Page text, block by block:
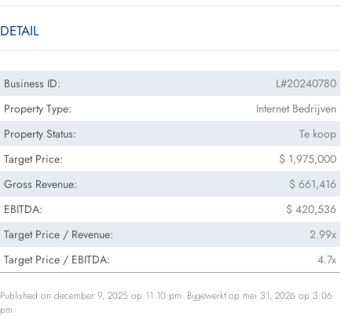
DETAIL
Business ID:
L#20240780
Property Type:
Internet Bedrijven
Property Status:
Te koop
Target Price:
$ 1,975,000
Gross Revenue:
$ 661,416
EBITDA:
$ 420,536
Target Price / Revenue:
2.99x
Target Price / EBITDA:
4.7x
Published on december 9, 2025 op 11:10 pm. Bijgewerkt op mei 31, 2026 op 3:06
pm